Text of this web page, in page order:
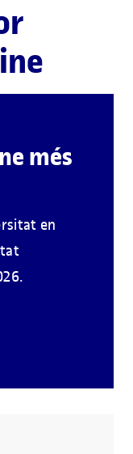
més
en